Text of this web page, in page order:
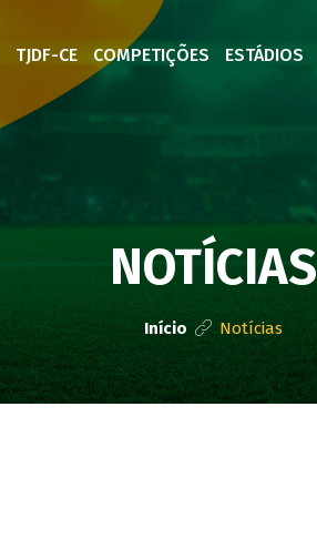
TJDF-CE COMPETIÇÕES ESTÁDIOS
NOTÍCIAS
Início Notícias